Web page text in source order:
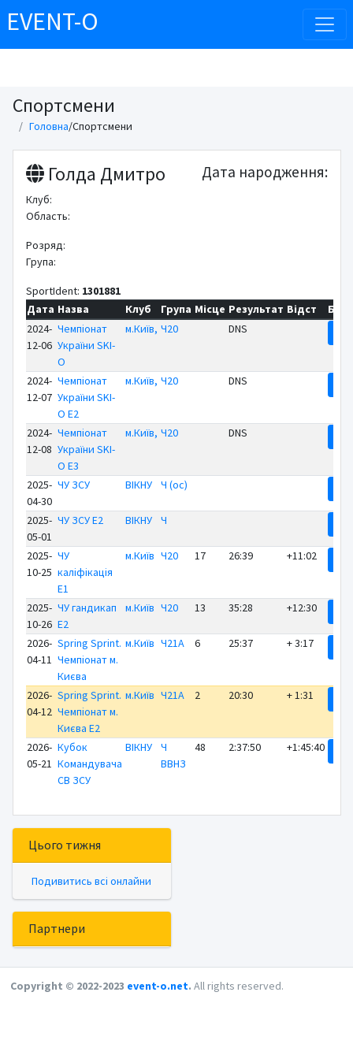
EVENT-O
Спортсмени
Головна/Спортсмени
Голда Дмитро Дата народження:
Клуб:
Область:
Розряд:
Група:
SportIdent: 1301881
Дата Назва Клуб Група Місце Результат Відст
2024-
12-06
Чемпіонат
України SKI-
O
м.Київ, Ч20 DNS
2024-
12-07
Чемпіонат
України SKI-
O E2
м.Київ, Ч20 DNS
2024-
12-08
Чемпіонат
України SKI-
O E3
м.Київ, Ч20 DNS
2025-
04-30
ЧУ ЗСУ ВІКНУ Ч (ос)
2025-
05-01
ЧУ ЗСУ E2 ВІКНУ Ч
2025-
10-25
ЧУ
каліфікація
E1
м.Київ Ч20 17 26:39 +11:02
2025-
10-26
ЧУ гандикап
E2
м.Київ Ч20 13 35:28 +12:30
2026-
04-11
Spring Sprint.
Чемпіонат м.
Києва
м.Київ Ч21А 6 25:37 + 3:17
2026-
04-12
Spring Sprint.
Чемпіонат м.
Києва E2
м.Київ Ч21А 2 20:30 + 1:31
2026-
05-21
Кубок
Командувача
СВ ЗСУ
ВІКНУ
Ч
ВВНЗ
48 2:37:50 +1:45:40
Цього тижня
Подивитись всі онлайни
Партнери
Copyright © 2022-2023 event-o.net. All rights reserved.